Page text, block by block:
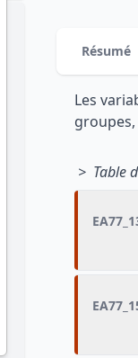
Résumé
Les
> Table